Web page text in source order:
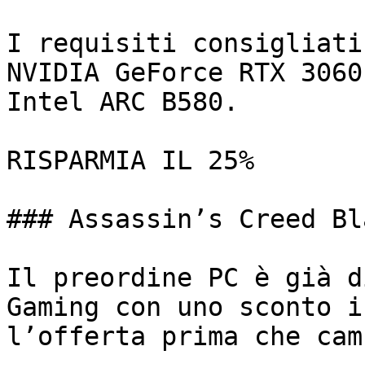
I requisiti consigliati
NVIDIA GeForce RTX
Intel ARC B580.
RISPARMIA IL 25%
### Assassin’s Creed
Il preordine PC è già
Gaming con uno
l’offerta prima che